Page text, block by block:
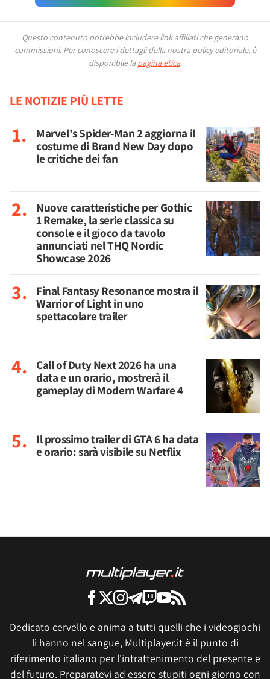
Questo contenuto potrebbe includere link affiliati che generano
commissioni. Per conoscere i dettagli della nostra policy editoriale, è
disponibile la pagina etica.
LE NOTIZIE PIÙ LETTE
Marvel's Spider-Man 2 aggiorna il
costume di Brand New Day dopo
le critiche dei fan
Nuove caratteristiche per Gothic
1 Remake, la serie classica su
console e il gioco da tavolo
annunciati nel THQ Nordic
Showcase 2026
Final Fantasy Resonance mostra il
Warrior of Light in uno
spettacolare trailer
Call of Duty Next 2026 ha una
data e un orario, mostrerà il
gameplay di Modern Warfare 4
Il prossimo trailer di GTA 6 ha data
e orario: sarà visibile su Netflix
Dedicato cervello e anima a tutti quelli che i videogiochi
li hanno nel sangue, Multiplayer.it è il punto di
riferimento italiano per l'intrattenimento del presente e
del futuro. Preparatevi ad essere stupiti ogni giorno con